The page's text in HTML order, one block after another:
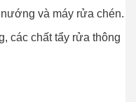
và máy rửa chén.
các chất tẩy rửa thông